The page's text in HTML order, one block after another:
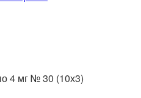
4 мг № 30 (10х3)